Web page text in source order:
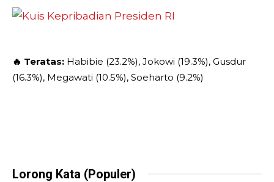
🔥 Teratas: Habibie (23.2%), Jokowi (19.3%), Gusdur
(16.3%), Megawati (10.5%), Soeharto (9.2%)
Lorong Kata (Populer)